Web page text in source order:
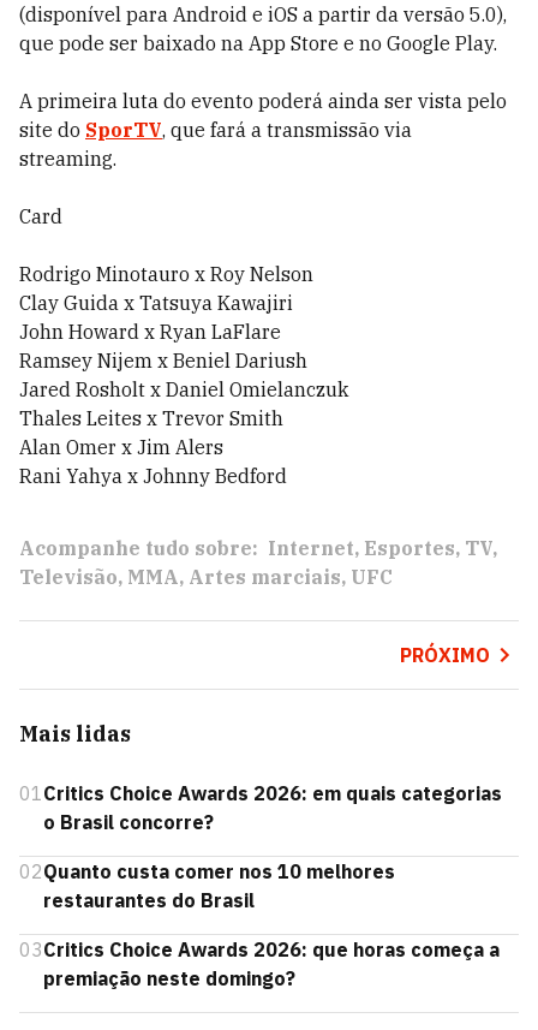
(disponível para Android e iOS a partir da versão 5.0),
que pode ser baixado na App Store e no Google Play.
A primeira luta do evento poderá ainda ser vista pelo
site do SporTV, que fará a transmissão via
streaming.
Card
Rodrigo Minotauro x Roy Nelson
Clay Guida x Tatsuya Kawajiri
John Howard x Ryan LaFlare
Ramsey Nijem x Beniel Dariush
Jared Rosholt x Daniel Omielanczuk
Thales Leites x Trevor Smith
Alan Omer x Jim Alers
Rani Yahya x Johnny Bedford
Acompanhe tudo sobre: Internet Esportes TV
Televisão MMA Artes marciais UFC
PRÓXIMO
Mais lidas
01Critics Choice Awards 2026: em quais categorias
o Brasil concorre?
02Quanto custa comer nos 10 melhores
restaurantes do Brasil
03Critics Choice Awards 2026: que horas começa a
premiação neste domingo?